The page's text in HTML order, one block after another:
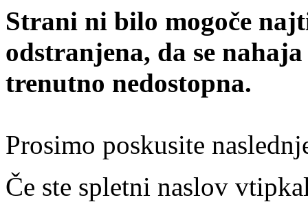
Strani ni bilo mogoče
odstranjena, da se
trenutno nedostopna.
Prosimo poskusite
Če ste spletni naslov